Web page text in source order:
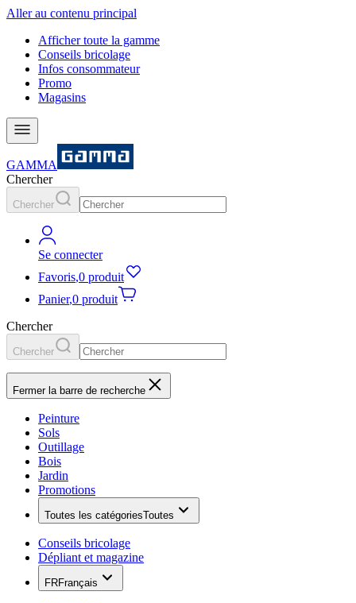
Aller au contenu principal
Afficher toute la gamme
Conseils bricolage
Infos consommateur
Promo
Magasins
GAMMA
Chercher
Chercher
Se connecter
Favoris,0 produit
Panier,0 produit
Chercher
Chercher
Fermer la barre de recherche
Peinture
Sols
Outillage
Bois
Jardin
Promotions
Toutes les catégoriesToutes
Conseils bricolage
Dépliant et magazine
FRFrançais